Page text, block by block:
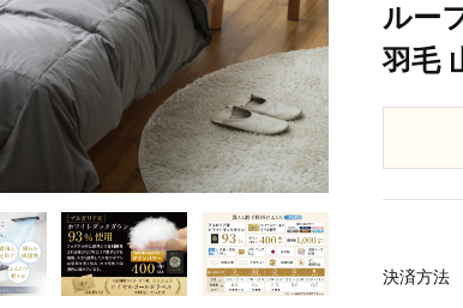
ルー
羽毛
決済方法